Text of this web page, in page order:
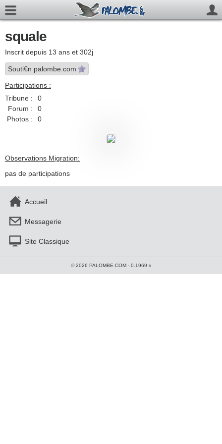
squale
Inscrit depuis 13 ans et 302j
Souti€n palombe.com
Participations :
Tribune :
0
Forum :
0
Photos :
0
Observations Migration:
pas de participations
Accueil
Messagerie
Site Classique
© 2026 PALOMBE.COM - 0.1969 s